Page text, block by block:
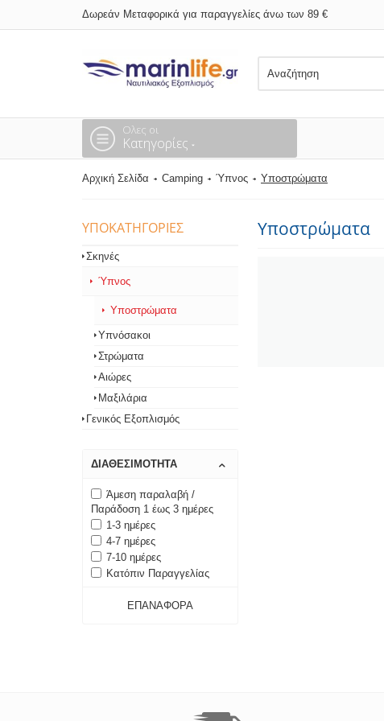
Δωρεάν Μεταφορικά για παραγγελίες άνω των 89 €
Ολες οι
Κατηγορίες
Αρχική Σελίδα Camping Ύπνος Υποστρώματα
ΥΠΟΚΑΤΗΓΟΡΊΕΣ
Σκηνές
Ύπνος
Υποστρώματα
Υπνόσακοι
Στρώματα
Αιώρες
Μαξιλάρια
Γενικός Εξοπλισμός
ΔΙΑΘΕΣΙΜΌΤΗΤΑ
Άμεση παραλαβή /
Παράδοση 1 έως 3 ημέρες
1-3 ημέρες
4-7 ημέρες
7-10 ημέρες
Κατόπιν Παραγγελίας
ΕΠΑΝΑΦΟΡΆ
Υποστρώματα